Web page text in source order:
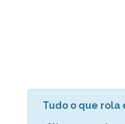
Tudo o que rola